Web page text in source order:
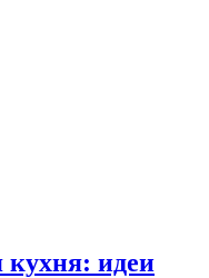
кухня: идеи